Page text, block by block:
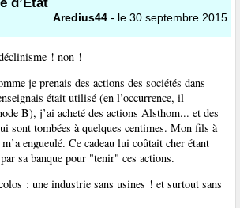
Aredius44 - le 30 septembre 2015
! non !
je prenais des actions des sociétés dans
était utilisé (en l’occurrence, il
B), j’ai acheté des actions Alsthom... et des
sont tombées à quelques centimes. Mon fils à
engueulé. Ce cadeau lui coûtait cher étant
sa banque pour "tenir" ces actions.
: une industrie sans usines ! et surtout sans